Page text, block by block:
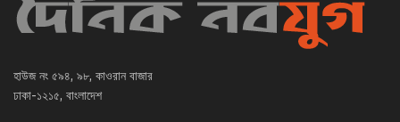
হাউজ নং ৫৯৪, ৯৮, কাওরান বাজার
ঢাকা-১২১৫, বাংলাদেশ